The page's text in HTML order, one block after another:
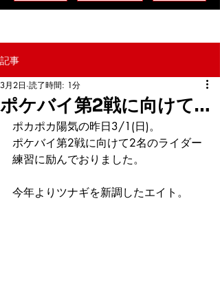
記事
ポケバイ第2戦に向けて…
3月2日 読了時間: 1分
ポカポカ陽気の昨日3/1(日)。
ポケバイ第2戦に向けて2名のライダー
練習に励んでおりました。
今年よりツナギを新調したエイト。